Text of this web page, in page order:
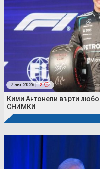
7 авг 2026 | 2
Кими Антонели върти
СНИМКИ